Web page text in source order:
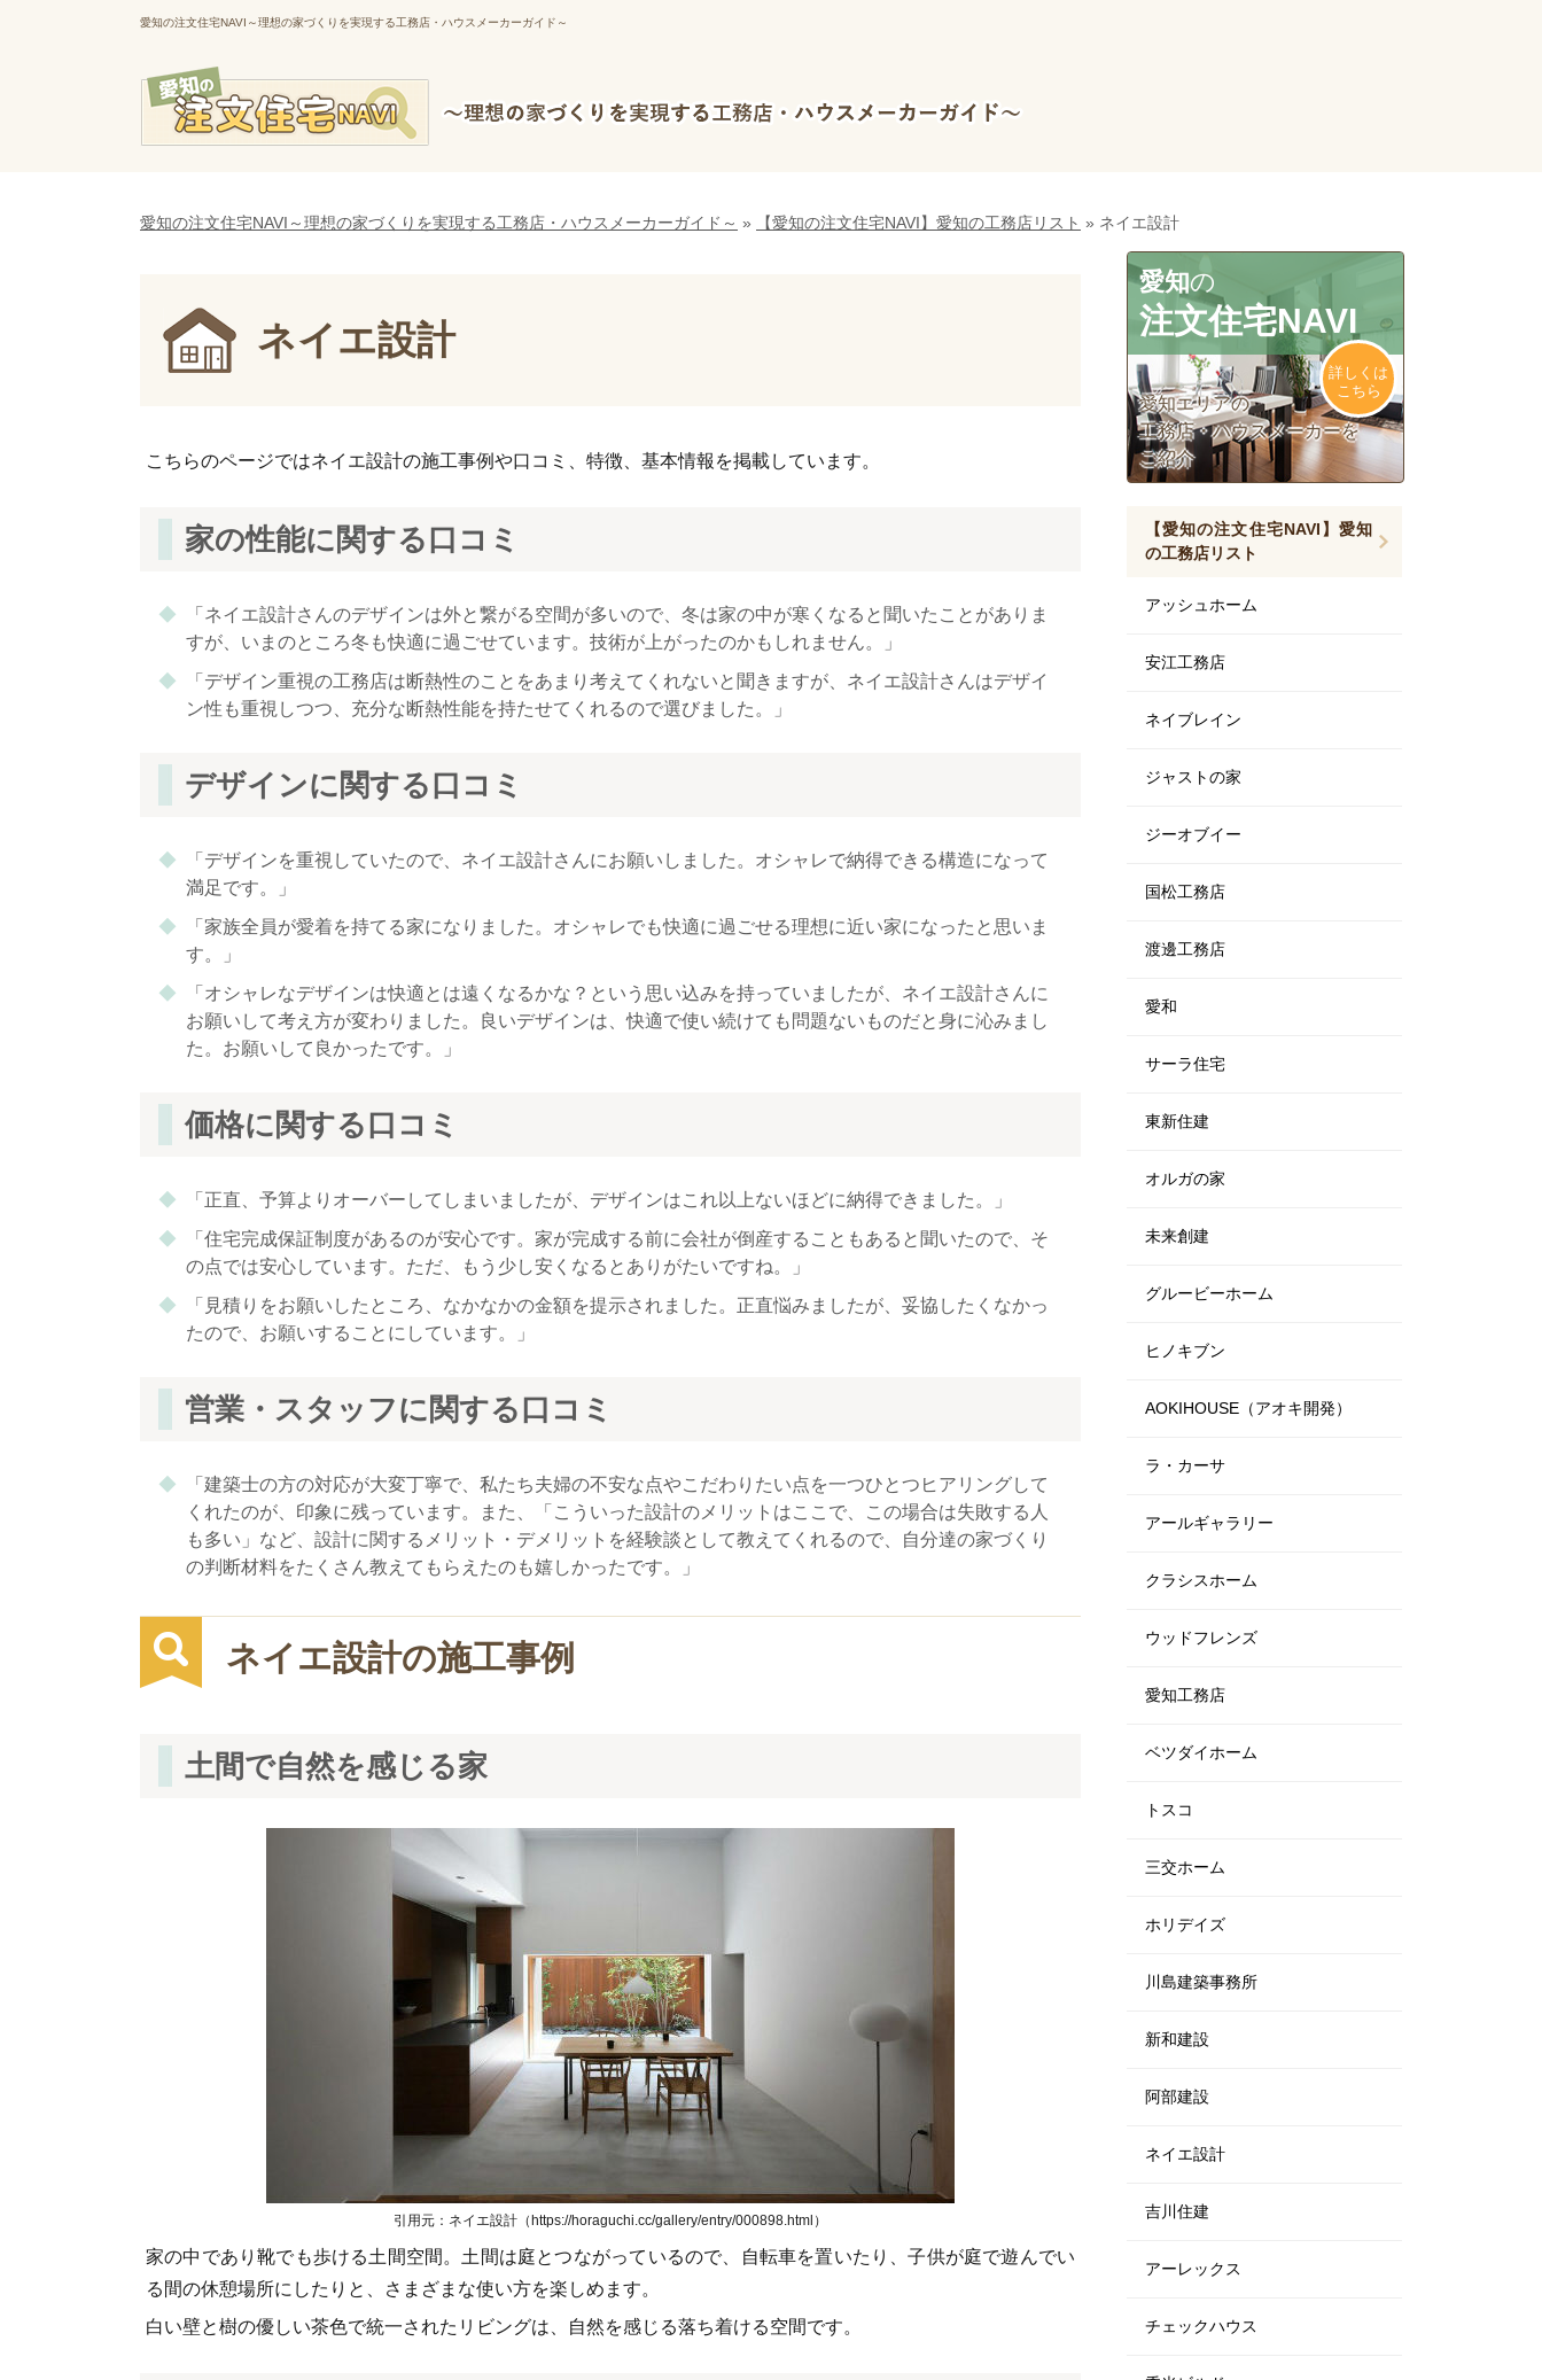
愛知の注文住宅NAVI～理想の家づくりを実現する工務店・ハウスメーカーガイド～
愛知の注文住宅NAVI～理想の家づくりを実現する工務店・ハウスメーカーガイド～ » 【愛知の注文住宅NAVI】愛知の工務店リスト » ネイエ設計
ネイエ設計
こちらのページではネイエ設計の施工事例や口コミ、特徴、基本情報を掲載しています。
家の性能に関する口コミ
「ネイエ設計さんのデザインは外と繋がる空間が多いので、冬は家の中が寒くなると聞いたことがありま
すが、いまのところ冬も快適に過ごせています。技術が上がったのかもしれません。」
「デザイン重視の工務店は断熱性のことをあまり考えてくれないと聞きますが、ネイエ設計さんはデザイ
ン性も重視しつつ、充分な断熱性能を持たせてくれるので選びました。」
デザインに関する口コミ
「デザインを重視していたので、ネイエ設計さんにお願いしました。オシャレで納得できる構造になって
満足です。」
「家族全員が愛着を持てる家になりました。オシャレでも快適に過ごせる理想に近い家になったと思いま
す。」
「オシャレなデザインは快適とは遠くなるかな？という思い込みを持っていましたが、ネイエ設計さんに
お願いして考え方が変わりました。良いデザインは、快適で使い続けても問題ないものだと身に沁みまし
た。お願いして良かったです。」
価格に関する口コミ
「正直、予算よりオーバーしてしまいましたが、デザインはこれ以上ないほどに納得できました。」
「住宅完成保証制度があるのが安心です。家が完成する前に会社が倒産することもあると聞いたので、そ
の点では安心しています。ただ、もう少し安くなるとありがたいですね。」
「見積りをお願いしたところ、なかなかの金額を提示されました。正直悩みましたが、妥協したくなかっ
たので、お願いすることにしています。」
営業・スタッフに関する口コミ
「建築士の方の対応が大変丁寧で、私たち夫婦の不安な点やこだわりたい点を一つひとつヒアリングして
くれたのが、印象に残っています。また、「こういった設計のメリットはここで、この場合は失敗する人
も多い」など、設計に関するメリット・デメリットを経験談として教えてくれるので、自分達の家づくり
の判断材料をたくさん教えてもらえたのも嬉しかったです。」
ネイエ設計の施工事例
土間で自然を感じる家
引用元：ネイエ設計（https://horaguchi.cc/gallery/entry/000898.html）
家の中であり靴でも歩ける土間空間。土間は庭とつながっているので、自転車を置いたり、子供が庭で遊んでい
る間の休憩場所にしたりと、さまざまな使い方を楽しめます。
白い壁と樹の優しい茶色で統一されたリビングは、自然を感じる落ち着ける空間です。
愛知の
注文住宅NAVI
愛知エリアの
工務店・ハウスメーカーを
ご紹介
詳しくは
こちら
【愛知の注文住宅NAVI】愛知
の工務店リスト
アッシュホーム
安江工務店
ネイブレイン
ジャストの家
ジーオブイー
国松工務店
渡邊工務店
愛和
サーラ住宅
東新住建
オルガの家
未来創建
グルービーホーム
ヒノキブン
AOKIHOUSE（アオキ開発）
ラ・カーサ
アールギャラリー
クラシスホーム
ウッドフレンズ
愛知工務店
ベツダイホーム
トスコ
三交ホーム
ホリデイズ
川島建築事務所
新和建設
阿部建設
ネイエ設計
吉川住建
アーレックス
チェックハウス